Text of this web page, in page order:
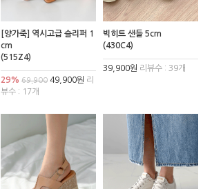
[양가죽] 역시고급 슬리퍼 1
cm
(515Z4)
29% 69,90049,900원 리
뷰수 : 17개
빅히트 샌들 5cm
(430C4)
39,900원 리뷰수 : 39개